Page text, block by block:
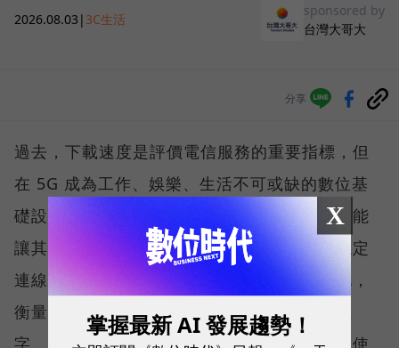
2026.08.03 | 3C生活
sponsored by
台灣大哥大
分享
過去，下載速度是評價電信服務的重要指標，但
在 5G 成為工作、娛樂、生活不可或缺的數位基
礎設施後，消費者發現，再快的網速，如果不能
讓其在人潮聚集、高速移動或室內空間維持穩定
連線，即無法轉換成好的使用體驗，也因如此，
衡量「好網路」的標準，也逐漸從追求測速數
字，轉向任何時間、任何地點都能穩定連線的使
X
掌握最新 AI 發展趨勢！